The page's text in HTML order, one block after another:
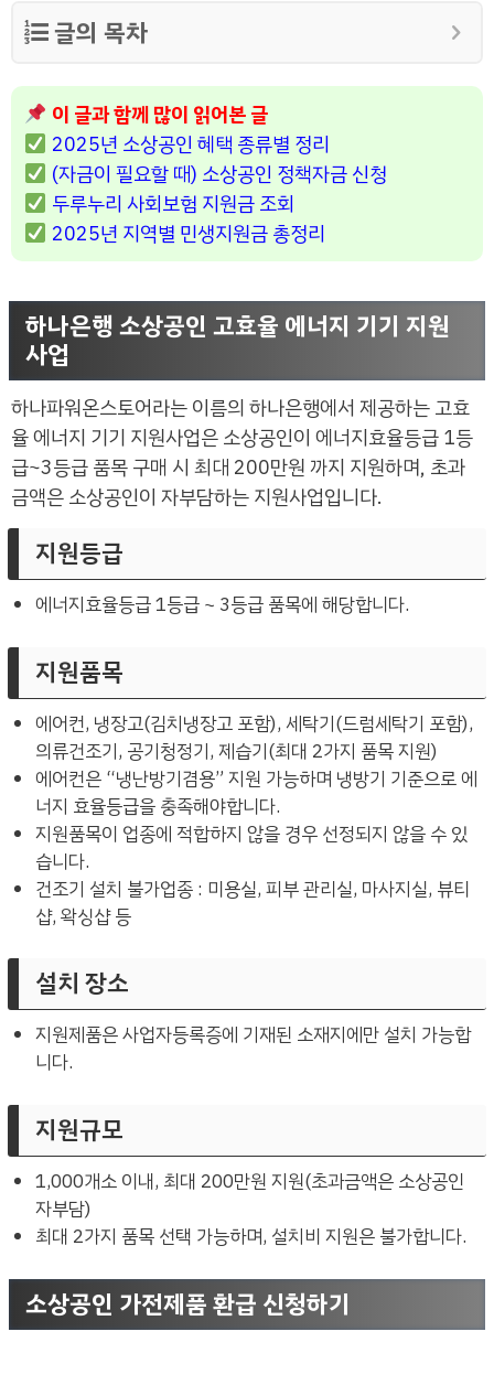
글의 목차
이 글과 함께 많이 읽어본 글
2025년 소상공인 혜택 종류별 정리
(자금이 필요할 때) 소상공인 정책자금 신청
두루누리 사회보험 지원금 조회
2025년 지역별 민생지원금 총정리
하나은행 소상공인 고효율 에너지 기기 지원
사업
하나파워온스토어라는 이름의 하나은행에서 제공하는 고효
율 에너지 기기 지원사업은 소상공인이 에너지효율등급 1등
급~3등급 품목 구매 시 최대 200만원 까지 지원하며, 초과
금액은 소상공인이 자부담하는 지원사업입니다.
지원등급
에너지효율등급 1등급 ~ 3등급 품목에 해당합니다.
지원품목
에어컨, 냉장고(김치냉장고 포함), 세탁기(드럼세탁기 포함),
의류건조기, 공기청정기, 제습기(최대 2가지 품목 지원)
에어컨은 “냉난방기겸용” 지원 가능하며 냉방기 기준으로 에
너지 효율등급을 충족해야합니다.
지원품목이 업종에 적합하지 않을 경우 선정되지 않을 수 있
습니다.
건조기 설치 불가업종 : 미용실, 피부 관리실, 마사지실, 뷰티
샵, 왁싱샵 등
설치 장소
지원제품은 사업자등록증에 기재된 소재지에만 설치 가능합
니다.
지원규모
1,000개소 이내, 최대 200만원 지원(초과금액은 소상공인
자부담)
최대 2가지 품목 선택 가능하며, 설치비 지원은 불가합니다.
소상공인 가전제품 환급 신청하기